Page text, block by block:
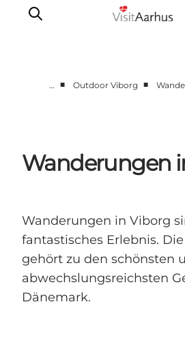
Djursland
Randers
Viborg
Favrskov
… ■ Outdoor Viborg ■
Wanderungen
Wanderungen in Viborg
fantastisches Erlebnis.
gehört zu den schönsten
abwechslungsreichsten
Dänemark.